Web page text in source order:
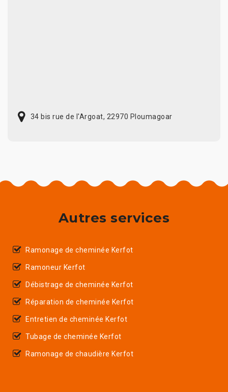
34 bis rue de l'Argoat, 22970 Ploumagoar
Autres services
Ramonage de cheminée Kerfot
Ramoneur Kerfot
Débistrage de cheminée Kerfot
Réparation de cheminée Kerfot
Entretien de cheminée Kerfot
Tubage de cheminée Kerfot
Ramonage de chaudière Kerfot